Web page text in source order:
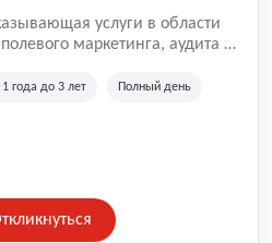
услуги в области
маркетинга, аудита и
Мы работаем на рынке с
с компаниями из
года до 3 лет Полный день